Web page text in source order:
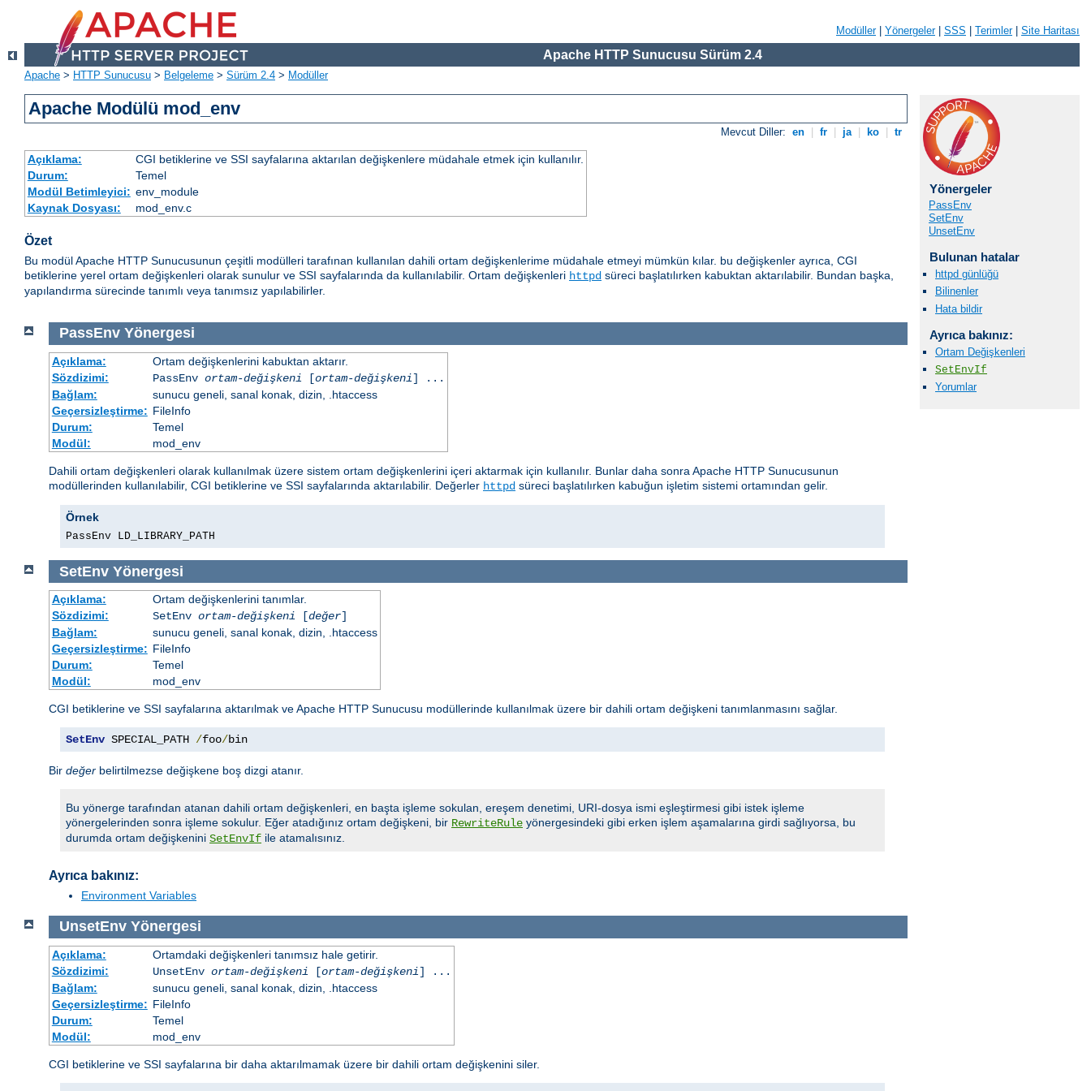
Modüller| Yönergeler| SSS Terimler| Site Haritası
Apache HTTP Sunucusu Sürüm 2.4
Apache > HTTP Sunucusu > Belgeleme > Sürüm 2.4 > Modüller
Apache Modülü mod_env
Mevcut Diller: en fr ja ko tr
Açıklama:
CGI betiklerine ve SSI sayfalarına aktarılan değişkenlere müdahale etmek için kullanılır.
Durum:
Temel
Modül Betimleyici: env_module
Kaynak Dosyası:
mod_env.c
Özet
Bu modül Apache HTTP Sunucusunun çeşitli modülleri tarafınan kullanılan dahili ortam değişkenlerime müdahale etmeyi mümkün kılar. bu değişkenler ayrıca, CGI
betiklerine yerel ortam değişkenleri olarak sunulur ve SSI sayfalarında da kullanılabilir. Ortam değişkenleri httpd süreci başlatılırken kabuktan aktarılabilir. Bundan başka,
yapılandırma sürecinde tanımlı veya tanımsız yapılabilirler.
Yönergeler
PassEnv
SetEnv
UnsetEnv
Bulunan hatalar
httpd günlüğü
Bilinenler
Hata bildir
Ayrıca bakınız:
Ortam Değişkenleri
SetEnvIf
Yorumlar
PassEnv Yönergesi
Açıklama:
Ortam değişkenlerini kabuktan aktarır.
Sözdizimi:
PassEnv ortam-değişkeni [ortam-değişkeni] ...
Bağlam:
sunucu geneli, sanal konak, dizin, .htaccess
Geçersizleştirme: FileInfo
Durum:
Temel
Modül:
mod_env
Dahili ortam değişkenleri olarak kullanılmak üzere sistem ortam değişkenlerini içeri aktarmak için kullanılır. Bunlar daha sonra Apache HTTP Sunucusunun
modüllerinden kullanılabilir, CGI betiklerine ve SSI sayfalarında aktarılabilir. Değerler httpd süreci başlatılırken kabuğun işletim sistemi ortamından gelir.
Örnek
PassEnv LD_LIBRARY_PATH
SetEnv Yönergesi
Açıklama:
Ortam değişkenlerini tanımlar.
Sözdizimi:
SetEnv ortam-değişkeni [değer]
Bağlam:
sunucu geneli, sanal konak, dizin, .htaccess
Geçersizleştirme: FileInfo
Durum:
Temel
Modül:
mod_env
CGI betiklerine ve SSI sayfalarına aktarılmak ve Apache HTTP Sunucusu modüllerinde kullanılmak üzere bir dahili ortam değişkeni tanımlanmasını sağlar.
SetEnv SPECIAL_PATH /foo/bin
Bir değer belirtilmezse değişkene boş dizgi atanır.
Bu yönerge tarafından atanan dahili ortam değişkenleri, en başta işleme sokulan, ereşem denetimi, URI-dosya ismi eşleştirmesi gibi istek işleme
yönergelerinden sonra işleme sokulur. Eğer atadığınız ortam değişkeni, bir RewriteRule yönergesindeki gibi erken işlem aşamalarına girdi sağlıyorsa, bu
durumda ortam değişkenini SetEnvIf ile atamalısınız.
Ayrıca bakınız:
Environment Variables
UnsetEnv Yönergesi
Açıklama:
Ortamdaki değişkenleri tanımsız hale getirir.
Sözdizimi:
UnsetEnv ortam-değişkeni [ortam-değişkeni] ...
Bağlam:
sunucu geneli, sanal konak, dizin, .htaccess
Geçersizleştirme: FileInfo
Durum:
Temel
Modül:
mod_env
CGI betiklerine ve SSI sayfalarına bir daha aktarılmamak üzere bir dahili ortam değişkenini siler.